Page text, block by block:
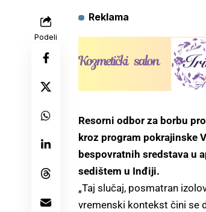
Podeli
Reklama
Resorni odbor za borbu
kroz program pokrajinske
bespovratnih sredstava u
sedištem u Inđiji.
„Taj slučaj, posmatran
vremenski kontekst čini se